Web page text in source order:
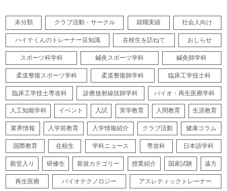
未分類 クラブ活動・サークル 就職実績 社会人向け
ハイテくんのトレーナー豆知識 在校生を訪ねて おしらせ
スポーツ科学科 鍼灸スポーツ学科 鍼灸師学科
柔道整復スポーツ学科 柔道整復師学科 臨床工学技士科
臨床工学技士専攻科 診療放射線技師学科 バイオ・再生医療学科
人工知能学科 イベント 入試 実学教育 人間教育 生涯教育
業界情報 入学前教育 入学情報紹介 クラブ活動 健康コラム
国際教育 在校生 学科ニュース 専攻科 日本語学科
殿堂入り 研修生 新規カテゴリー 授業紹介 国家試験 遠方
再生医療 バイオテクノロジー アスレティックトレーナー